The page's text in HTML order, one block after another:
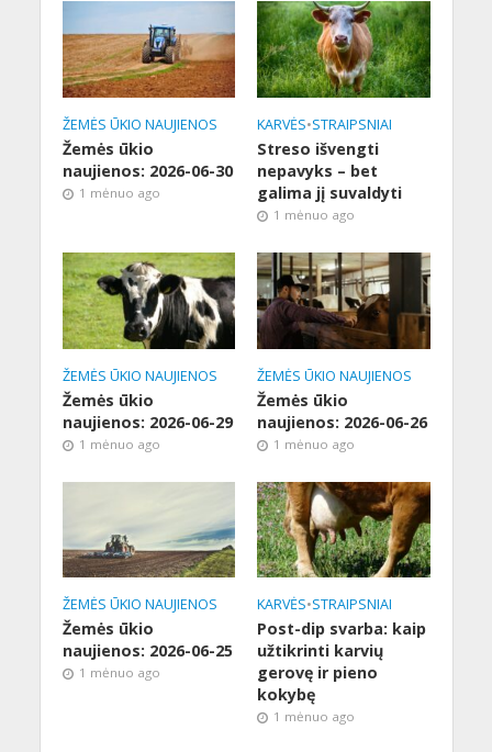
ŽEMĖS ŪKIO NAUJIENOS
Žemės ūkio
naujienos: 2026-06-30
1 mėnuo ago
KARVĖS•STRAIPSNIAI
Streso išvengti
nepavyks – bet
galima jį suvaldyti
1 mėnuo ago
ŽEMĖS ŪKIO NAUJIENOS
Žemės ūkio
naujienos: 2026-06-29
1 mėnuo ago
ŽEMĖS ŪKIO NAUJIENOS
Žemės ūkio
naujienos: 2026-06-26
1 mėnuo ago
ŽEMĖS ŪKIO NAUJIENOS
Žemės ūkio
naujienos: 2026-06-25
1 mėnuo ago
KARVĖS•STRAIPSNIAI
Post-dip svarba: kaip
užtikrinti karvių
gerovę ir pieno
kokybę
1 mėnuo ago